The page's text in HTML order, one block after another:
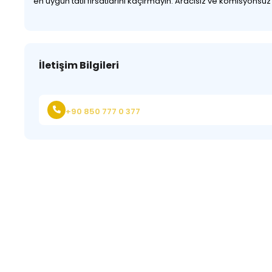
İletişim Bilgileri
+90 850 777 0 377